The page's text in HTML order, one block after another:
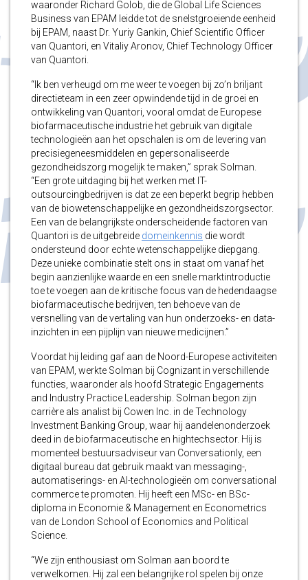
waaronder Richard Golob, die de Global Life Sciences
Business van EPAM leidde tot de snelstgroeiende eenheid
bij EPAM, naast Dr. Yuriy Gankin, Chief Scientific Officer
van Quantori, en Vitaliy Aronov, Chief Technology Officer
van Quantori.
“Ik ben verheugd om me weer te voegen bij zo’n briljant
directieteam in een zeer opwindende tijd in de groei en
ontwikkeling van Quantori, vooral omdat de Europese
biofarmaceutische industrie het gebruik van digitale
technologieën aan het opschalen is om de levering van
precisiegeneesmiddelen en gepersonaliseerde
gezondheidszorg mogelijk te maken,” sprak Solman.
“Een grote uitdaging bij het werken met IT-
outsourcingbedrijven is dat ze een beperkt begrip hebben
van de biowetenschappelijke en gezondheidszorgsector.
Een van de belangrijkste onderscheidende factoren van
Quantori is de uitgebreide domeinkennis die wordt
ondersteund door echte wetenschappelijke diepgang.
Deze unieke combinatie stelt ons in staat om vanaf het
begin aanzienlijke waarde en een snelle marktintroductie
toe te voegen aan de kritische focus van de hedendaagse
biofarmaceutische bedrijven, ten behoeve van de
versnelling van de vertaling van hun onderzoeks- en data-
inzichten in een pijplijn van nieuwe medicijnen.”
Voordat hij leiding gaf aan de Noord-Europese activiteiten
van EPAM, werkte Solman bij Cognizant in verschillende
functies, waaronder als hoofd Strategic Engagements
and Industry Practice Leadership. Solman begon zijn
carrière als analist bij Cowen Inc. in de Technology
Investment Banking Group, waar hij aandelenonderzoek
deed in de biofarmaceutische en hightechsector. Hij is
momenteel bestuursadviseur van Conversationly, een
digitaal bureau dat gebruik maakt van messaging-,
automatiserings- en AI-technologieën om conversational
commerce te promoten. Hij heeft een MSc- en BSc-
diploma in Economie & Management en Econometrics
van de London School of Economics and Political
Science.
“We zijn enthousiast om Solman aan boord te
verwelkomen. Hij zal een belangrijke rol spelen bij onze